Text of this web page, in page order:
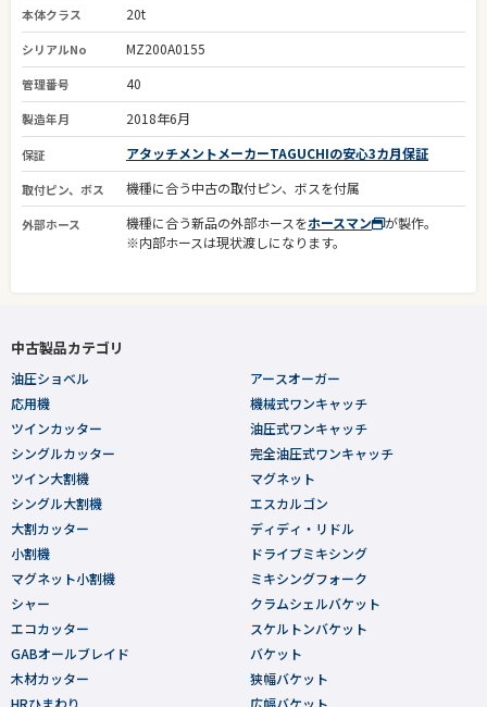
本体クラス 20t
シリアルNo MZ200A0155
管理番号 40
製造年月 2018年6月
保証 アタッチメントメーカーTAGUCHIの安心3カ月保証
取付ピン、ボス 機種に合う中古の取付ピン、ボスを付属
外部ホース 機種に合う新品の外部ホースをホースマン
が製作。
※内部ホースは現状渡しになります。
中古製品カテゴリ
油圧ショベル
応用機
ツインカッター
シングルカッター
ツイン大割機
シングル大割機
大割カッター
小割機
マグネット小割機
シャー
エコカッター
GABオールブレイド
木材カッター
HRひまわり
アースオーガー
機械式ワンキャッチ
油圧式ワンキャッチ
完全油圧式ワンキャッチ
マグネット
エスカルゴン
ディディ・リドル
ドライブミキシング
ミキシングフォーク
クラムシェルバケット
スケルトンバケット
バケット
狭幅バケット
広幅バケット